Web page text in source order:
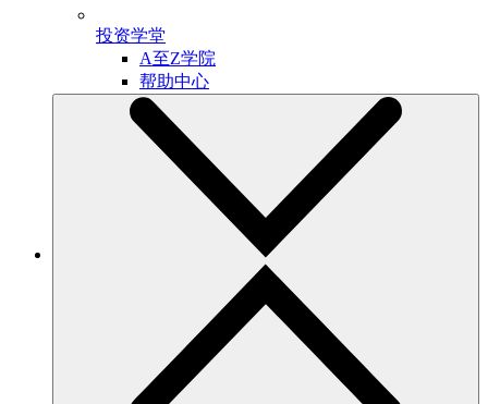
投资学堂
A至Z学院
帮助中心